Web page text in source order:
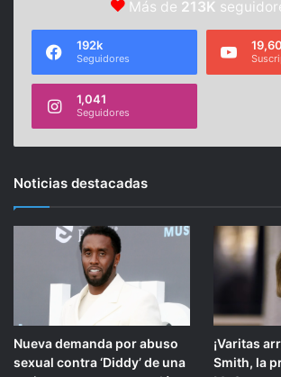
Más de 213K
192k
Seguidores
1,041
Seguidores
Noticias destacadas
Nueva demanda por abuso
sexual contra ‘Diddy’ de una
¡Varitas
Smith, la